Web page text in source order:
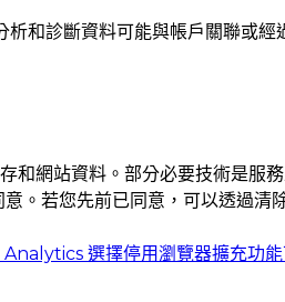
和診斷資料可能與帳戶關聯或
網站資料。部分必要技術是服
。若您先前已同意，可以透過
選擇停用瀏覽器擴充功能